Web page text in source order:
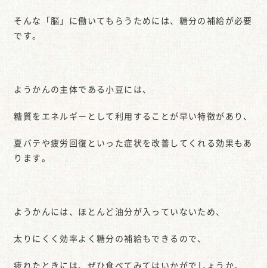
そんな「脳」に働いてもらうためには、糖分の補給が必要
です。
ようかんの主体である小豆には、
糖質をエネルギーとして利用することが早い特徴があり、
夏バテや疲労回復といった症状を改善してくれる効果もあ
ります。
ようかんには、ほとんど油分が入っていないため、
太りにくく効率よく糖分の補給もできるので、
疲れたときには、ぜひ食べてみてはいかがでしょうか。